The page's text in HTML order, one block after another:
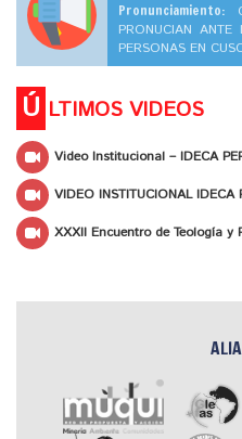
Pronunciamiento:
PRONUCIAN
PERSONAS EN
Ú LTIMOS VIDEOS
Video Institucional – IDECA
VIDEO INSTITUCIONAL IDECA
XXXII Encuentro de Teología